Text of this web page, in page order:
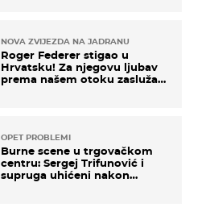
NOVA ZVIJEZDA NA JADRANU
Roger Federer stigao u
Hrvatsku! Za njegovu ljubav
prema našem otoku zaslužan
OPET PROBLEMI
Burne scene u trgovačkom
centru: Sergej Trifunović i
supruga uhićeni nakon